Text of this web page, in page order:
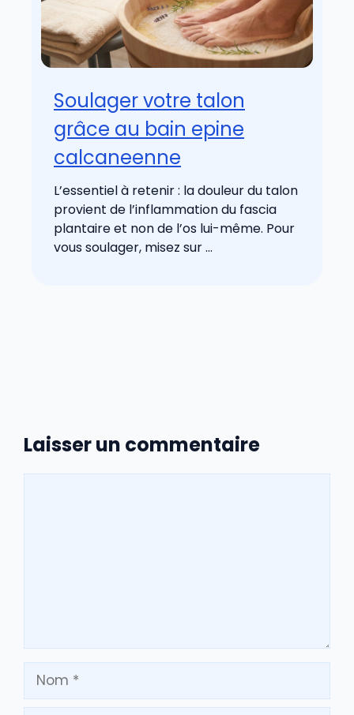
Soulager votre talon
grâce au bain epine
calcaneenne
L’essentiel à retenir : la douleur du talon
provient de l’inflammation du fascia
plantaire et non de l’os lui-même. Pour
vous soulager, misez sur ...
Laisser un commentaire
Nom